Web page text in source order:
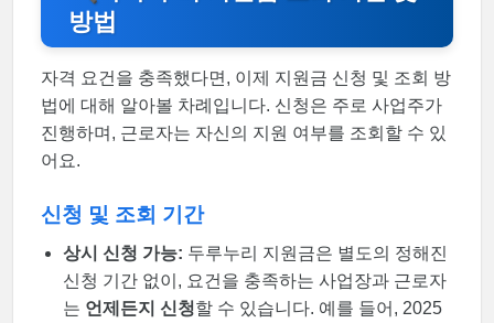
방법
자격 요건을 충족했다면, 이제 지원금 신청 및 조회 방
법에 대해 알아볼 차례입니다. 신청은 주로 사업주가
진행하며, 근로자는 자신의 지원 여부를 조회할 수 있
어요.
신청 및 조회 기간
상시 신청 가능: 두루누리 지원금은 별도의 정해진
신청 기간 없이, 요건을 충족하는 사업장과 근로자
는 언제든지 신청할 수 있습니다. 예를 들어, 2025